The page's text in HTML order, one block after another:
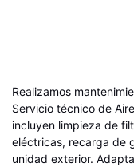
Realizamos
Servicio técnico de
incluyen limpieza de
eléctricas, recarga de
unidad exterior.